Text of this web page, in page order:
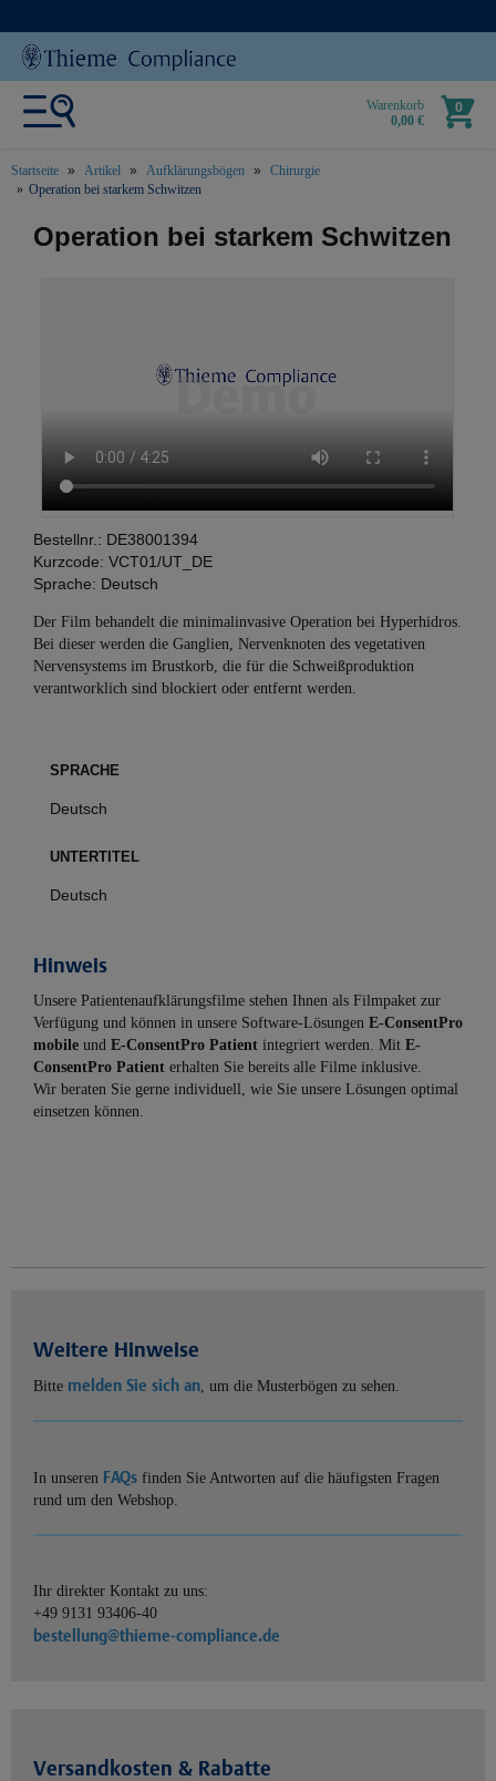
Warenkorb
0,00 €
0
Startseite Artikel Aufklärungsbögen
Chirurgie
Operation bei starkem Schwitzen
text.skipToContent
text.skipToNavigation
Operation bei starkem Schwitzen
Bestellnr.: DE38001394
Kurzcode: VCT01/UT_DE
Sprache: Deutsch
Der Film behandelt die minimalinvasive Operation bei Hyperhidros.
Bei dieser werden die Ganglien, Nervenknoten des vegetativen
Nervensystems im Brustkorb, die für die Schweißproduktion
verantworklich sind blockiert oder entfernt werden.
SPRACHE
Deutsch
UNTERTITEL
Deutsch
Hinweis
Unsere Patientenaufklärungsfilme stehen Ihnen als Filmpaket zur
Verfügung und können in unsere Software-Lösungen E-ConsentPro
mobile und E-ConsentPro Patient integriert werden. Mit E-
ConsentPro Patient erhalten Sie bereits alle Filme inklusive.
Wir beraten Sie gerne individuell, wie Sie unsere Lösungen optimal
einsetzen können.
Weitere Hinweise
Bitte melden Sie sich an , um die Musterbögen zu sehen.
In unseren FAQs finden Sie Antworten auf die häufigsten Fragen
rund um den Webshop.
Ihr direkter Kontakt zu uns:
+49 9131 93406-40
bestellung@thieme-compliance.de
Versandkosten & Rabatte